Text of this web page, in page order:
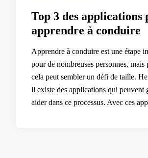
Top 3 des applications
apprendre à conduire
Apprendre à conduire est une étape
pour de nombreuses personnes, mais
cela peut sembler un défi de taille.
il existe des applications qui peuvent
aider dans ce processus. Avec ces